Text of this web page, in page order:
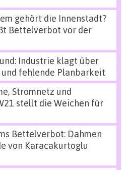
gehört die Innenstadt?
Bettelverbot vor der
Industrie klagt über
fehlende Planbarkeit
Stromnetz und
stellt die Weichen für
Bettelverbot: Dahmen
von Karacakurtoglu